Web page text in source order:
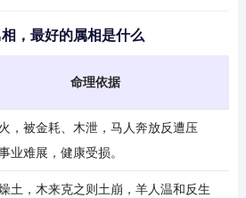
，最好的属相是什么
命理依据
，被金耗、木泄，马人奔放反遭压
业难展，健康受损。
土，木来克之则土崩，羊人温和反生